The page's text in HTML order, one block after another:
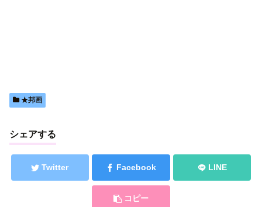
★邦画
シェアする
Twitter Facebook LINE
コピー